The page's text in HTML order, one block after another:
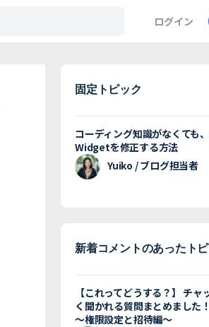
ログイン
固定トピック
コーディング知識がなくても
Widgetを修正する方法
Yuiko / ブログ担当者
新着コメントのあったト
【これってどうする？】 チャ
く聞かれる質問まとめました
〜権限設定と招待編〜